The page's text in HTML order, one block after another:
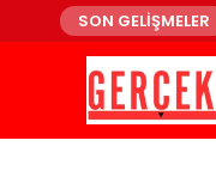
SON GELİŞMELER